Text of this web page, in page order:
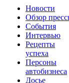
Новости
Обзор
События
Интервью
Рецепты
успеха
Персоны
автобизнеса
Досье